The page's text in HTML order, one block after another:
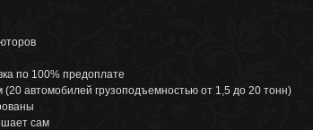
по 100% предоплате
автомобилей грузоподъемностью от 1,5 до 20 тонн)
сам